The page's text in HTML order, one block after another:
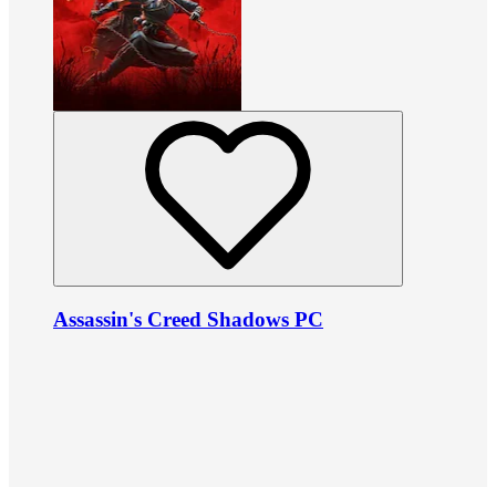
Assassin's Creed Shadows PC